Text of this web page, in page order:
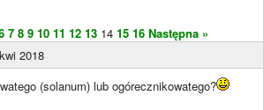
7 8 9 10 11 12 13 14 15 16 Następna »
2018
(solanum) lub ogórecznikowatego?